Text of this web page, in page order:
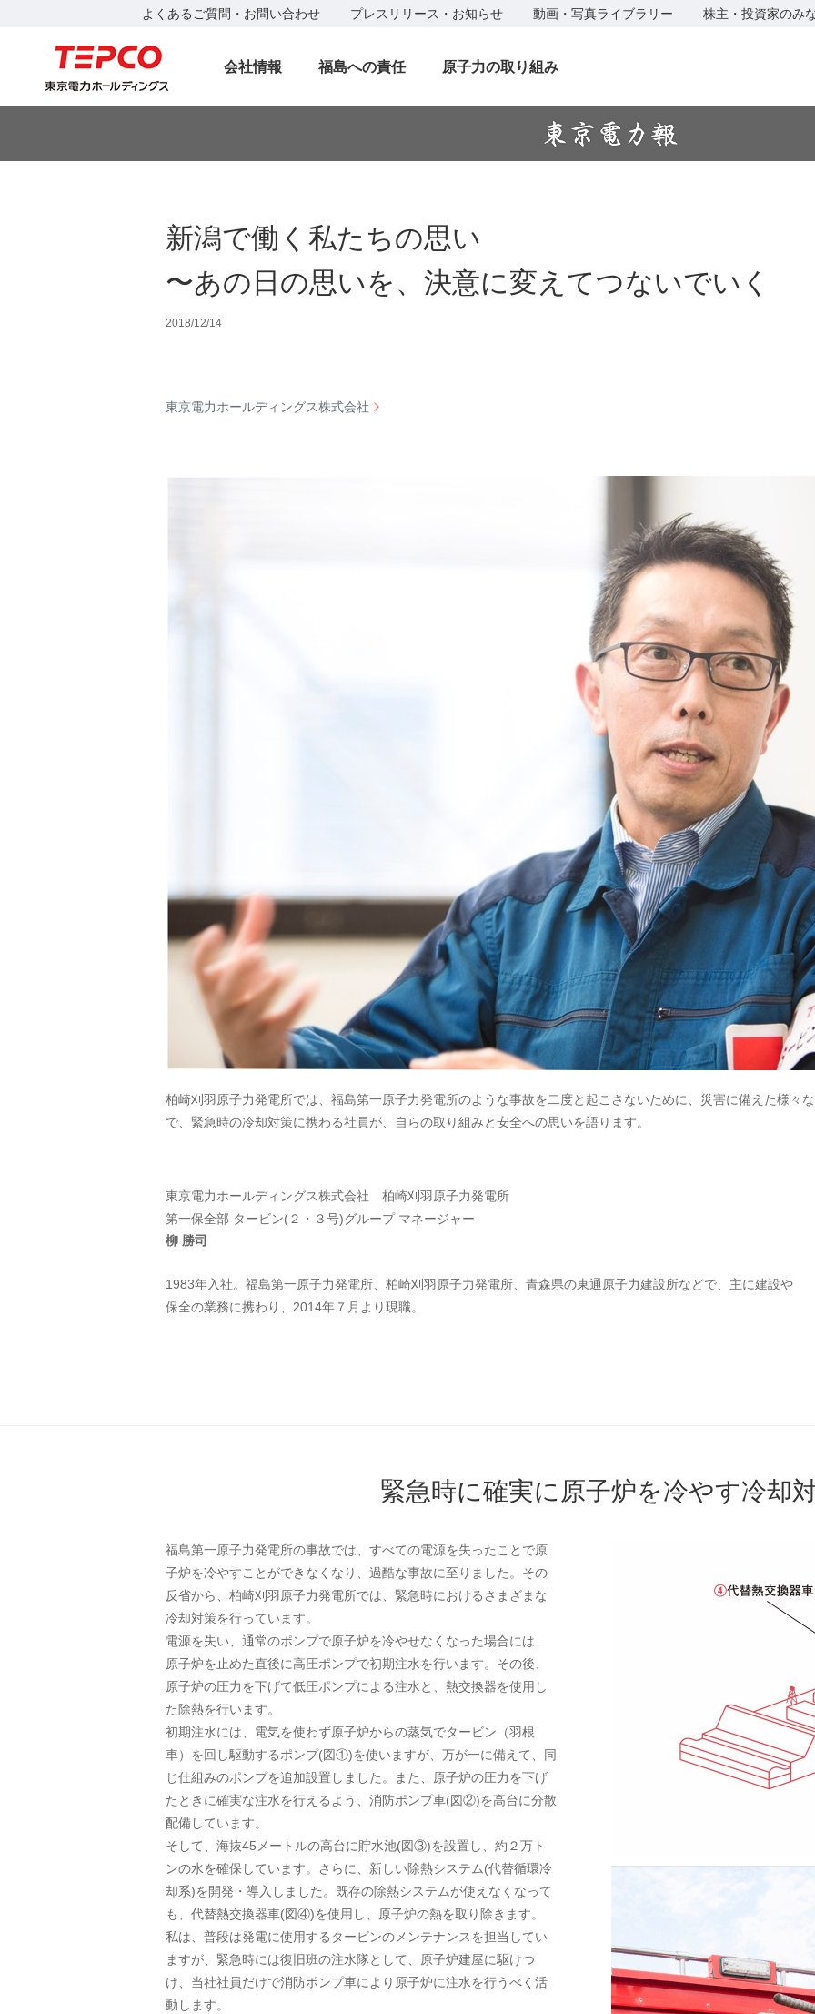
よくあるご質問・お問い合わせ プレスリリース・お知らせ 動画・写真ライブラリー 株主・投資家のみ
会社情報 福島への責任 原子力の取り組み
新潟で働く私たちの思い
〜あの日の思いを、決意に変えてつないでいく
2018/12/14
東京電力ホールディングス株式会社
柏崎刈羽原子力発電所では、福島第一原子力発電所のような事故を二度と起こさないために、災害に備えた様々
で、緊急時の冷却対策に携わる社員が、自らの取り組みと安全への思いを語ります。
東京電力ホールディングス株式会社 柏崎刈羽原子力発電所
第一保全部 タービン(２・３号)グループ マネージャー
柳 勝司
1983年入社。福島第一原子力発電所、柏崎刈羽原子力発電所、青森県の東通原子力建設所などで、主に建設や
保全の業務に携わり、2014年７月より現職。
緊急時に確実に原子炉を冷やす冷却
福島第一原子力発電所の事故では、すべての電源を失ったことで原
子炉を冷やすことができなくなり、過酷な事故に至りました。その
反省から、柏崎刈羽原子力発電所では、緊急時におけるさまざまな
冷却対策を行っています。
電源を失い、通常のポンプで原子炉を冷やせなくなった場合には、
原子炉を止めた直後に高圧ポンプで初期注水を行います。その後、
原子炉の圧力を下げて低圧ポンプによる注水と、熱交換器を使用し
た除熱を行います。
初期注水には、電気を使わず原子炉からの蒸気でタービン（羽根
車）を回し駆動するポンプ(図①)を使いますが、万が一に備えて、同
じ仕組みのポンプを追加設置しました。また、原子炉の圧力を下げ
たときに確実な注水を行えるよう、消防ポンプ車(図②)を高台に分散
配備しています。
そして、海抜45メートルの高台に貯水池(図③)を設置し、約２万ト
ンの水を確保しています。さらに、新しい除熱システム(代替循環冷
却系)を開発・導入しました。既存の除熱システムが使えなくなって
も、代替熱交換器車(図④)を使用し、原子炉の熱を取り除きます。
私は、普段は発電に使用するタービンのメンテナンスを担当してい
ますが、緊急時には復旧班の注水隊として、原子炉建屋に駆けつ
け、当社社員だけで消防ポンプ車により原子炉に注水を行うべく活
動します。